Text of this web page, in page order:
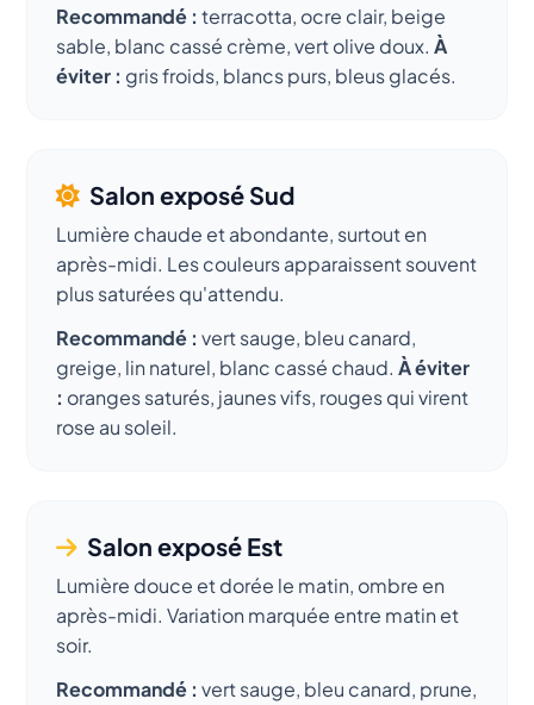
Recommandé : terracotta, ocre clair, beige
sable, blanc cassé crème, vert olive doux. À
éviter : gris froids, blancs purs, bleus glacés.
Salon exposé Sud
Lumière chaude et abondante, surtout en
après-midi. Les couleurs apparaissent souvent
plus saturées qu'attendu.
Recommandé : vert sauge, bleu canard,
greige, lin naturel, blanc cassé chaud. À éviter
: oranges saturés, jaunes vifs, rouges qui virent
rose au soleil.
Salon exposé Est
Lumière douce et dorée le matin, ombre en
après-midi. Variation marquée entre matin et
soir.
Recommandé : vert sauge, bleu canard, prune,